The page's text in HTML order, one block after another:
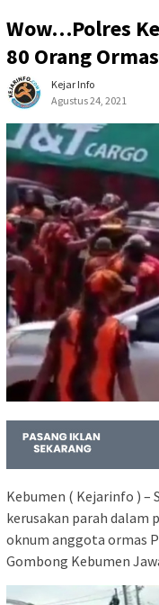
Wow…Polres
80 Orang
Kejar Info
Agustus 24, 2021
Kebumen ( Kejarinfo )
kerusakan parah dalam
oknum anggota ormas
Gombong Kebumen